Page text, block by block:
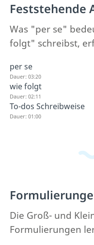
Feststehende
Was "per se"
folgt" schreibst,
per se
Dauer: 03:20
wie folgt
Dauer: 02:11
To-dos Schreibweise
Dauer: 01:00
Die Groß- und
Formulierungen